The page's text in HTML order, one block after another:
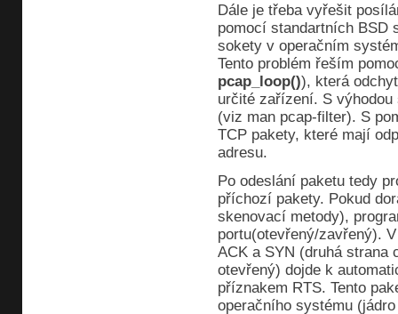
Dále je třeba vyřešit
pomocí standartních BSD
sokety v operačním
Tento problém řeším
pcap_loop()), která
určité zařízení. S
(viz man pcap-filter). S
TCP pakety, které mají
adresu.
Po odeslání paketu tedy
příchozí pakety. Pokud
skenovací metody),
portu(otevřený/zavřený).
ACK a SYN (druhá strana
otevřený) dojde k
příznakem RTS. Tento
operačního systému